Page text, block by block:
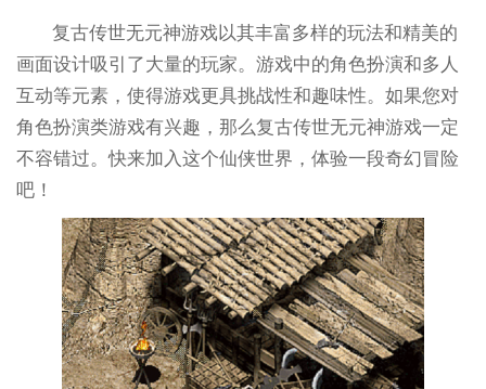
复古传世无元神游戏以其丰富多样的玩法和精美的
画面设计吸引了大量的玩家。游戏中的角色扮演和多人
互动等元素，使得游戏更具挑战性和趣味性。如果您对
角色扮演类游戏有兴趣，那么复古传世无元神游戏一定
不容错过。快来加入这个仙侠世界，体验一段奇幻冒险
吧！